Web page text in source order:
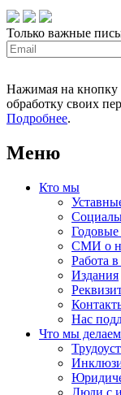
Только важные
Нажимая на кнопку
обработку своих
Подробнее.
Меню
Кто мы
Годовые
СМИ о
Работа
Издания
Нас
Что мы делаем
Люди с